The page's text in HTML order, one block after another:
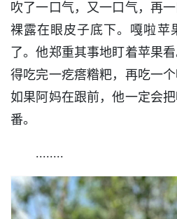
吹了一口气，又一口气，再
裸露在眼皮子底下。嘎啦苹
了。他郑重其事地盯着苹果
得吃完一疙瘩糌粑，再吃一
如果阿妈在跟前，他一定会
番。
........